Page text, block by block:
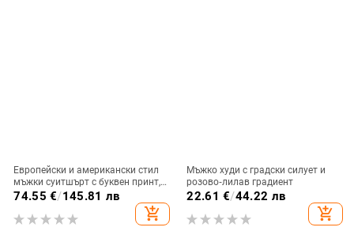
Европейски и американски стил
мъжки суитшърт с буквен принт,
готик дизайн, модерен градски
74.55 €/145.81 лв
add_shopping_cart
Мъжко худи с градски силует и
розово‑лилав градиент
22.61 €/44.22 лв
add_shopping_cart